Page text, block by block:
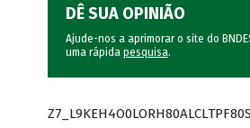
DÊ SUA OPINIÃO
Ajude-nos a aprimorar o site do
uma rápida pesquisa.